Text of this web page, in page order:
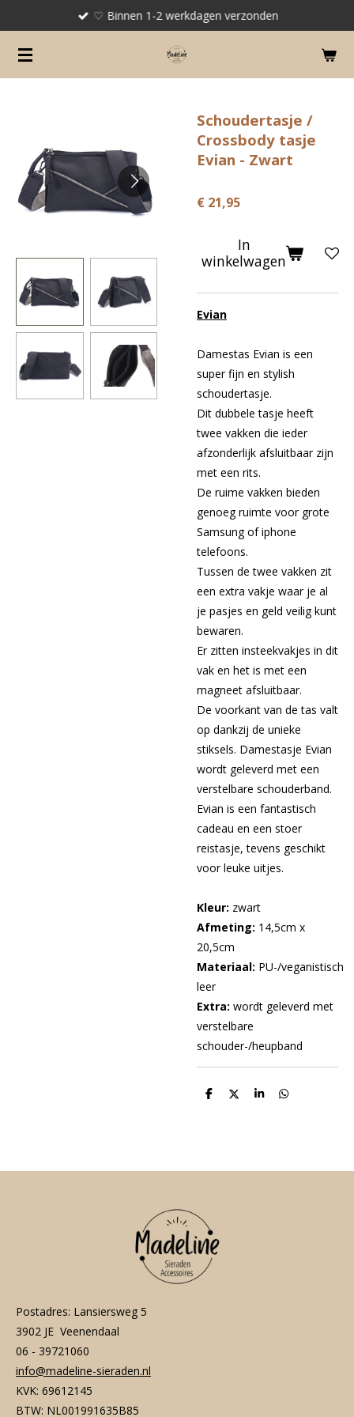
naar
de
♡ Binnen 1-2 werkdagen verzonden
Schoudertasje /
Crossbody tasje
Evian - Zwart
€ 21,95
In
winkelwagen
Evian
Damestas Evian is een
super fijn en stylish
schoudertasje.
Dit dubbele tasje heeft
twee vakken die ieder
afzonderlijk afsluitbaar zijn
met een rits.
De ruime vakken bieden
genoeg ruimte voor grote
Samsung of iphone
telefoons.
Tussen de twee vakken zit
een extra vakje waar je al
je pasjes en geld veilig kunt
bewaren.
Er zitten insteekvakjes in dit
vak en het is met een
magneet afsluitbaar.
De voorkant van de tas valt
op dankzij de unieke
stiksels. Damestasje Evian
wordt geleverd met een
verstelbare schouderband.
Evian is een fantastisch
cadeau en een stoer
reistasje, tevens geschikt
voor leuke uitjes.
Kleur: zwart
Afmeting: 14,5cm x
20,5cm
Materiaal: PU-/veganistisch
leer
Extra: wordt geleverd met
verstelbare
schouder-/heupband
D
D
S
D
Postadres: Lansiersweg 5
3902 JE Veenendaal
06 - 39721060
info@madeline-sieraden.nl
KVK: 69612145
BTW: NL001991635B85